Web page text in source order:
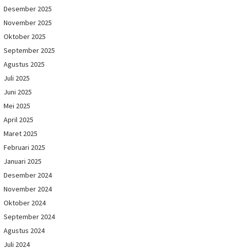
Desember 2025
November 2025
Oktober 2025
September 2025
Agustus 2025
Juli 2025
Juni 2025
Mei 2025
April 2025
Maret 2025
Februari 2025
Januari 2025
Desember 2024
November 2024
Oktober 2024
September 2024
Agustus 2024
Juli 2024